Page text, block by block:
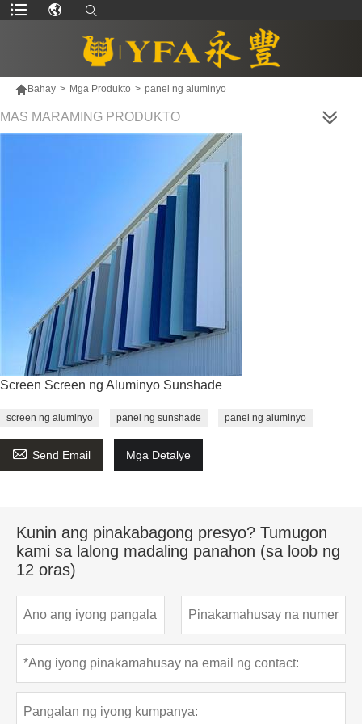
Bahay > Mga Produkto > panel ng aluminyo
MAS MARAMING PRODUKTO
Screen Screen ng Aluminyo Sunshade
screen ng aluminyo panel ng sunshade panel ng aluminyo
 Send Email Mga Detalye
Kunin ang pinakabagong presyo? Tumugon
kami sa lalong madaling panahon (sa loob ng
12 oras)